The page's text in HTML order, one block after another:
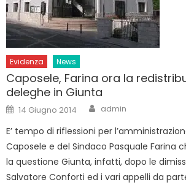
Evidenza News
Caposele, Farina ora la
deleghe in Giunta
Posted
on
14 Giugno 2014 Author
admin
E’ tempo di riflessioni per
Caposele e del Sindaco Pasquale Farina
la questione Giunta, infatti, dopo le
Salvatore Conforti ed i vari appelli da